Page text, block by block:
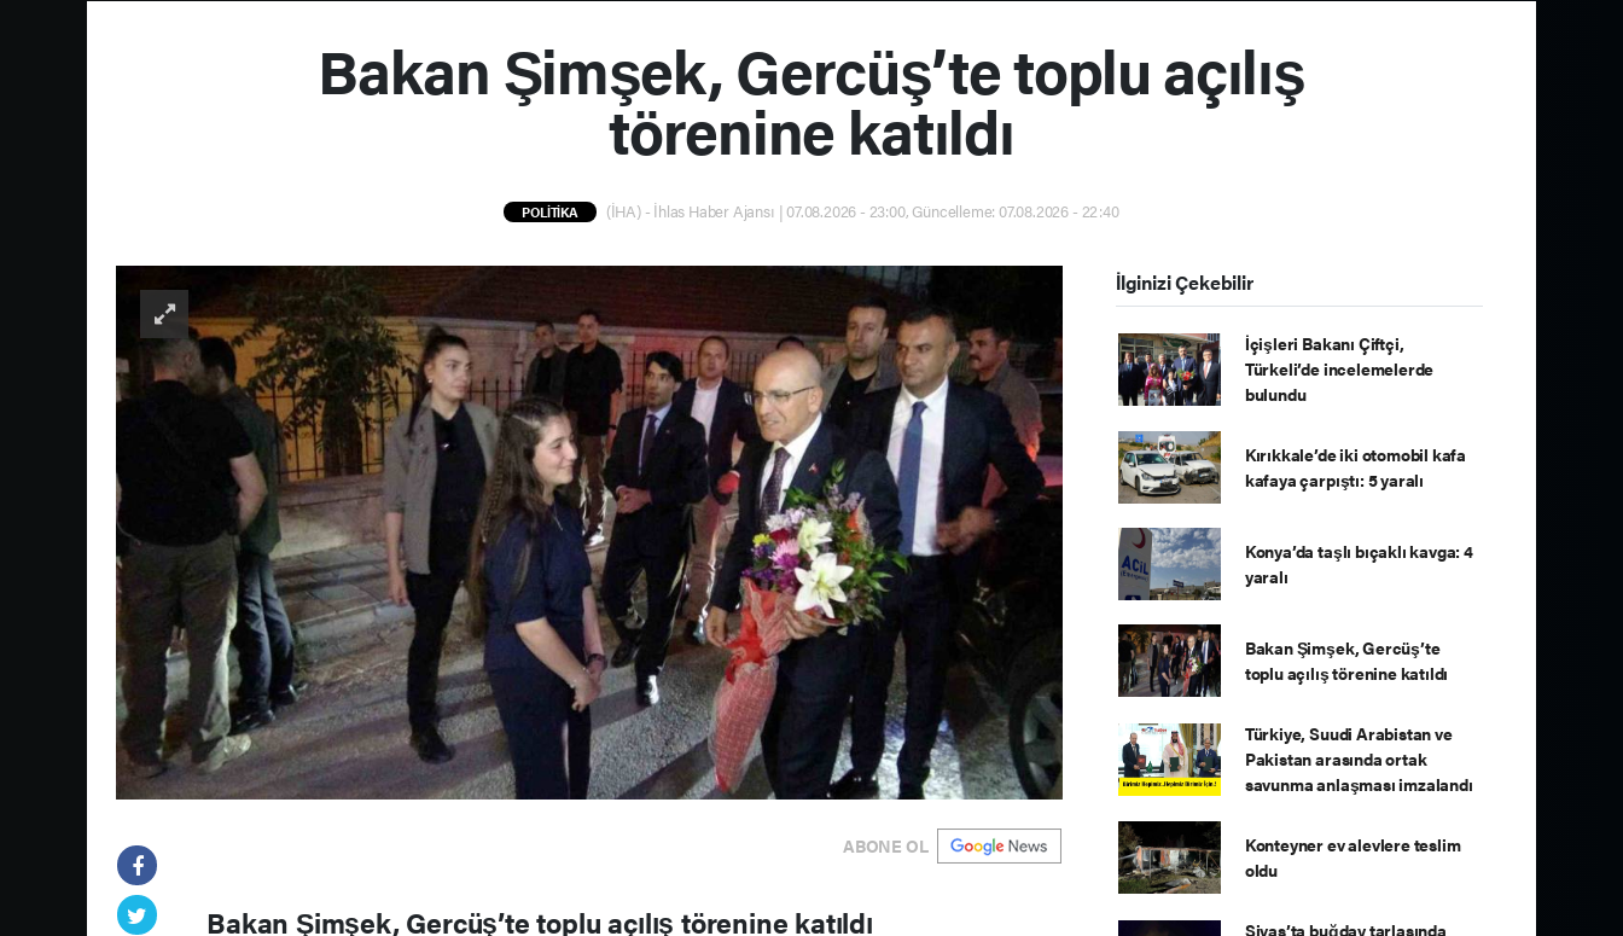
Bakan Şimşek, Gercüş’te toplu açılış
törenine katıldı
POLİTİKA (İHA) - İhlas Haber Ajansı | 07.08.2026 - 23:00, Güncelleme: 07.08.2026 - 22:40
ABONE OL
Bakan Şimşek, Gercüş’te toplu açılış törenine katıldı
İlginizi Çekebilir
İçişleri Bakanı Çiftçi,
Türkeli’de incelemelerde
bulundu
Kırıkkale’de iki otomobil kafa
kafaya çarpıştı: 5 yaralı
Konya’da taşlı bıçaklı kavga: 4
yaralı
Bakan Şimşek, Gercüş’te
toplu açılış törenine katıldı
Türkiye, Suudi Arabistan ve
Pakistan arasında ortak
savunma anlaşması imzalandı
Konteyner ev alevlere teslim
oldu
Sivas’ta buğday tarlasında